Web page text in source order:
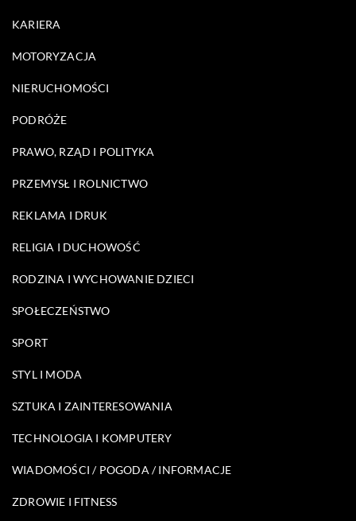
KARIERA
MOTORYZACJA
NIERUCHOMOŚCI
PODRÓŻE
PRAWO, RZĄD I POLITYKA
PRZEMYSŁ I ROLNICTWO
REKLAMA I DRUK
RELIGIA I DUCHOWOŚĆ
RODZINA I WYCHOWANIE DZIECI
SPOŁECZEŃSTWO
SPORT
STYL I MODA
SZTUKA I ZAINTERESOWANIA
TECHNOLOGIA I KOMPUTERY
WIADOMOŚCI / POGODA / INFORMACJE
ZDROWIE I FITNESS